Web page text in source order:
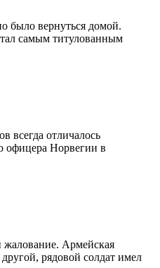
было вернуться домой.
самым титулованным
всегда отличалось
офицера Норвегии в
Армейская
рядовой солдат имел